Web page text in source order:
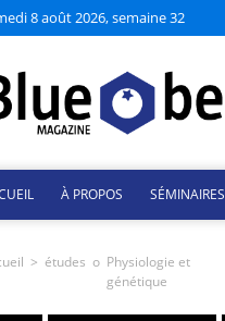
8 août 2026, semaine 32
À PROPOS SÉMINAIRES
> études o Physiologie et
génétique